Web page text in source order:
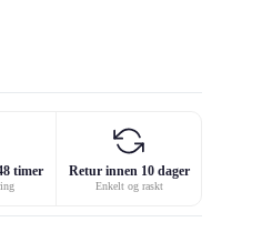
timer Retur innen 10 dager
Enkelt og raskt